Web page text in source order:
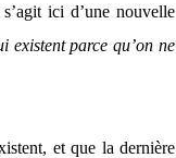
ici d’une nouvelle
existent parce qu’on ne
et que la dernière